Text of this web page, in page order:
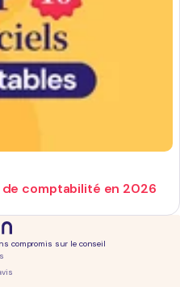
comptabilité en 2026
compromis sur le conseil